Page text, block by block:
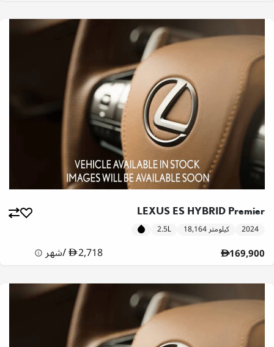
LEXUS ES HYBRID Premier
2024 18,164 كيلومتر 2.5L
169,900
2,718
/شهر